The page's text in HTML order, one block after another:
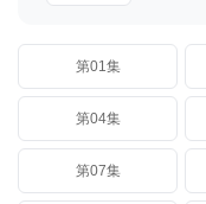
第01集
第04集
第07集